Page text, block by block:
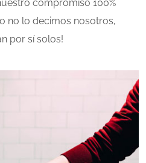
compromiso 100%
no lo decimos nosotros,
por sí solos!